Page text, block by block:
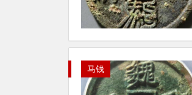
马钱